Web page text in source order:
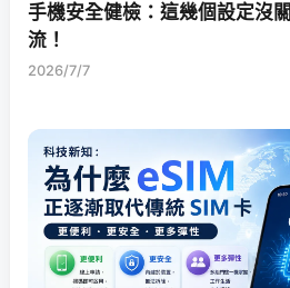
手機安全健檢：這幾個設定沒
流！
2026/7/7